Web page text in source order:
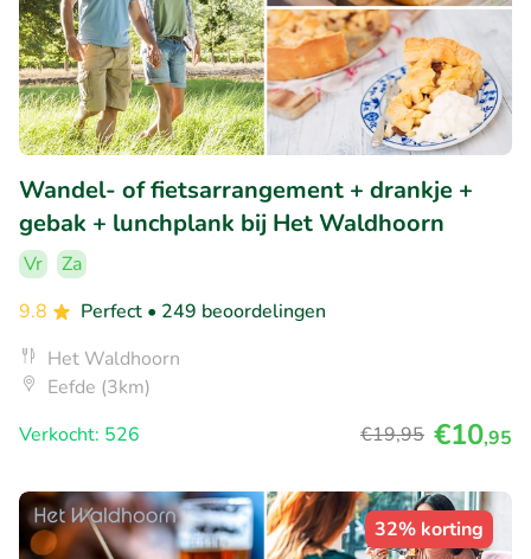
Wandel- of fietsarrangement + drankje +
gebak + lunchplank bij Het Waldhoorn
Vr
Za
9.8
Perfect • 249 beoordelingen
Het Waldhoorn
Eefde (3km)
Verkocht: 526
€19,95 €10,95
32% korting